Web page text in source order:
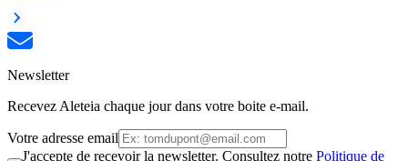
Newsletter
Recevez Aleteia chaque jour dans votre boite e-mail.
Votre adresse email
J'accepte de recevoir la newsletter. Consultez notre Politique de